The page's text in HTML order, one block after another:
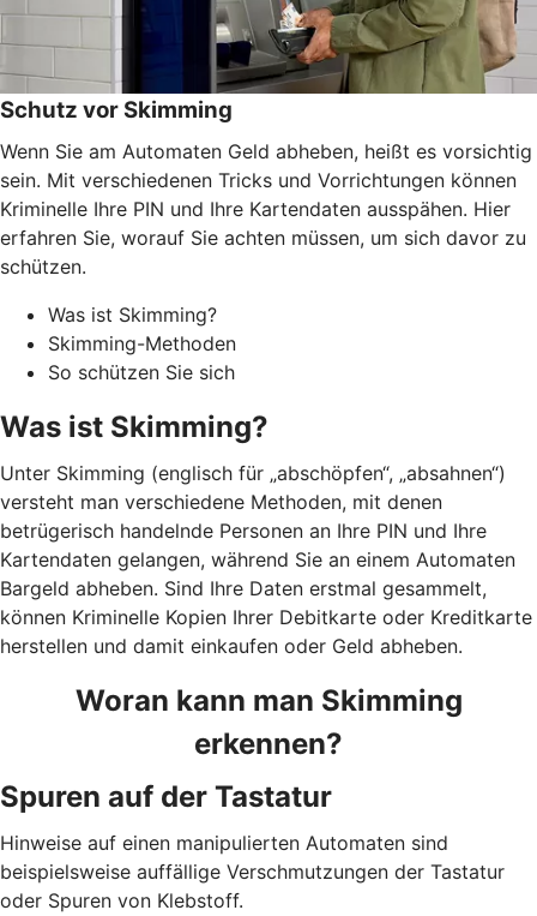
Schutz vor Skimming
Wenn Sie am Automaten Geld abheben, heißt es vorsichtig
sein. Mit verschiedenen Tricks und Vorrichtungen können
Kriminelle Ihre PIN und Ihre Kartendaten ausspähen. Hier
erfahren Sie, worauf Sie achten müssen, um sich davor zu
schützen.
Was ist Skimming?
Skimming-Methoden
So schützen Sie sich
Was ist Skimming?
Unter Skimming (englisch für „abschöpfen“, „absahnen“)
versteht man verschiedene Methoden, mit denen
betrügerisch handelnde Personen an Ihre PIN und Ihre
Kartendaten gelangen, während Sie an einem Automaten
Bargeld abheben. Sind Ihre Daten erstmal gesammelt,
können Kriminelle Kopien Ihrer Debitkarte oder Kreditkarte
herstellen und damit einkaufen oder Geld abheben.
Woran kann man Skimming
erkennen?
Spuren auf der Tastatur
Hinweise auf einen manipulierten Automaten sind
beispielsweise auffällige Verschmutzungen der Tastatur
oder Spuren von Klebstoff.